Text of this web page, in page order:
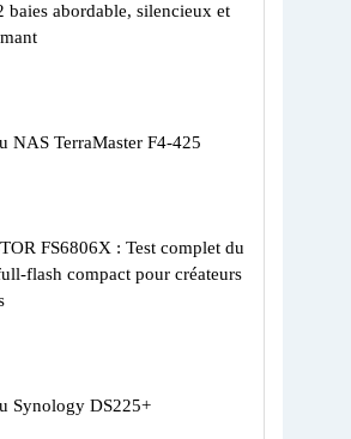
baies abordable, silencieux et
NAS TerraMaster F4-425
FS6806X : Test complet du
flash compact pour créateurs
Synology DS225+